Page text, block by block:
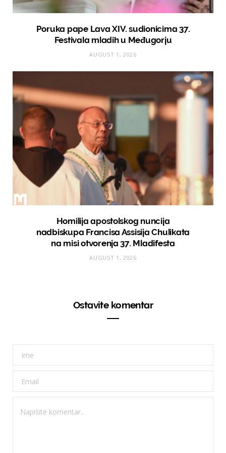
Poruka pape Lava XIV. sudionicima 37.
Festivala mladih u Međugorju
AUGUST 1, 2026
Homilija apostolskog nuncija
nadbiskupa Francisa Assisija Chulikata
na misi otvorenja 37. Mladifesta
AUGUST 1, 2026
Ostavite komentar